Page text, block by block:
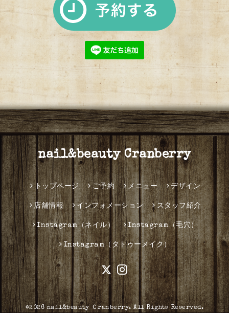
nail&beauty Cranberry
トップページ ご予約 メニュー デザイン
店舗情報 インフォメーション スタッフ紹介
Instagram（ネイル） Instagram（毛穴）
Instagram（タトゥーメイク）
©2026 nail&beauty Ｃranberry. All Rights Reserved.